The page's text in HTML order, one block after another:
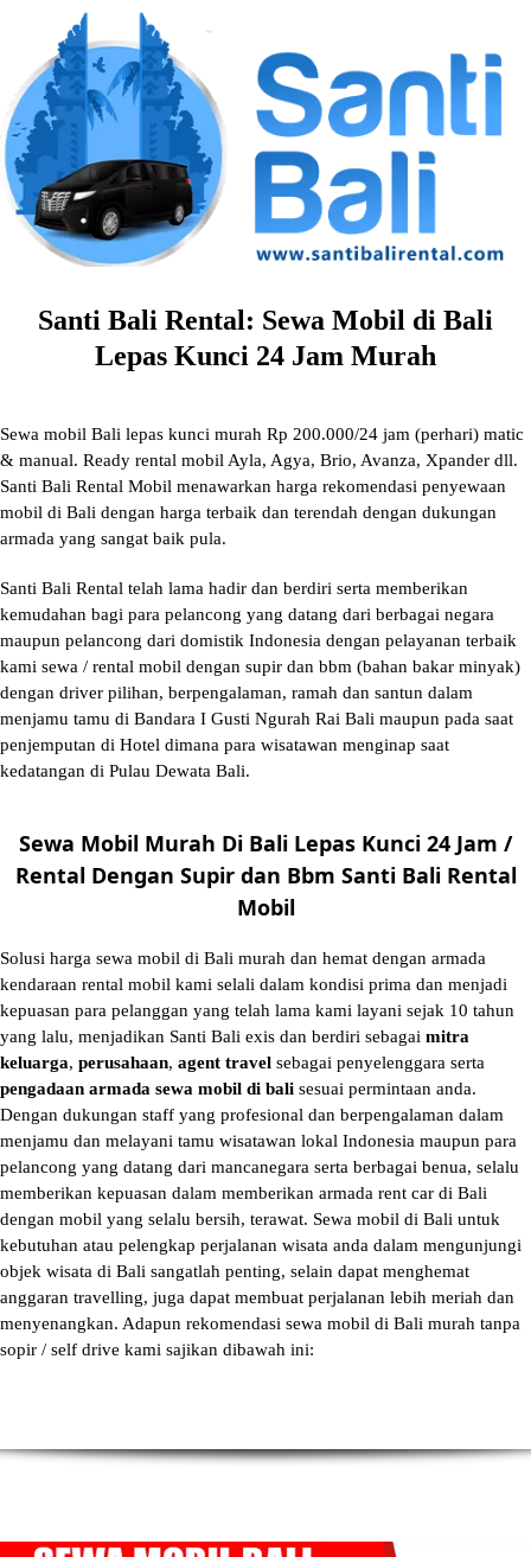
content
Santi Bali Rental: Sewa Mobil di Bali
Lepas Kunci 24 Jam Murah
Sewa mobil Bali lepas kunci murah Rp 200.000/24 jam (perhari) matic
& manual. Ready rental mobil Ayla, Agya, Brio, Avanza, Xpander dll.
Santi Bali Rental Mobil menawarkan harga rekomendasi penyewaan
mobil di Bali dengan harga terbaik dan terendah dengan dukungan
armada yang sangat baik pula.
Santi Bali Rental telah lama hadir dan berdiri serta memberikan
kemudahan bagi para pelancong yang datang dari berbagai negara
maupun pelancong dari domistik Indonesia dengan pelayanan terbaik
kami sewa / rental mobil dengan supir dan bbm (bahan bakar minyak)
dengan driver pilihan, berpengalaman, ramah dan santun dalam
menjamu tamu di Bandara I Gusti Ngurah Rai Bali maupun pada saat
penjemputan di Hotel dimana para wisatawan menginap saat
kedatangan di Pulau Dewata Bali.
Sewa Mobil Murah Di Bali Lepas Kunci 24 Jam /
Rental Dengan Supir dan Bbm Santi Bali Rental
Mobil
Solusi harga sewa mobil di Bali murah dan hemat dengan armada
kendaraan rental mobil kami selali dalam kondisi prima dan menjadi
kepuasan para pelanggan yang telah lama kami layani sejak 10 tahun
yang lalu, menjadikan Santi Bali exis dan berdiri sebagai mitra
keluarga, perusahaan, agent travel sebagai penyelenggara serta
pengadaan armada sewa mobil di bali sesuai permintaan anda.
Dengan dukungan staff yang profesional dan berpengalaman dalam
menjamu dan melayani tamu wisatawan lokal Indonesia maupun para
pelancong yang datang dari mancanegara serta berbagai benua, selalu
memberikan kepuasan dalam memberikan armada rent car di Bali
dengan mobil yang selalu bersih, terawat. Sewa mobil di Bali untuk
kebutuhan atau pelengkap perjalanan wisata anda dalam mengunjungi
objek wisata di Bali sangatlah penting, selain dapat menghemat
anggaran travelling, juga dapat membuat perjalanan lebih meriah dan
menyenangkan. Adapun rekomendasi sewa mobil di Bali murah tanpa
sopir / self drive kami sajikan dibawah ini: